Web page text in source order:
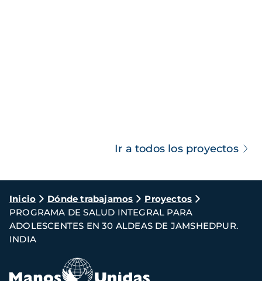
Ir a todos los proyectos
Ruta
de
navegación
Inicio Dónde trabajamos
Proyectos
PROGRAMA DE SALUD INTEGRAL PARA
ADOLESCENTES EN 30 ALDEAS DE JAMSHEDPUR.
INDIA